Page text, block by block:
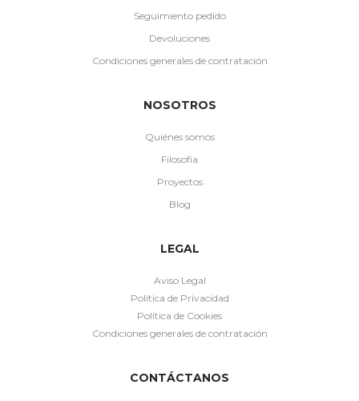
Seguimiento pedido
Devoluciones
Condiciones generales de contratación
NOSOTROS
Quiénes somos
Filosofía
Proyectos
Blog
LEGAL
Aviso Legal
Política de Privacidad
Política de Cookies
Condiciones generales de contratación
CONTÁCTANOS